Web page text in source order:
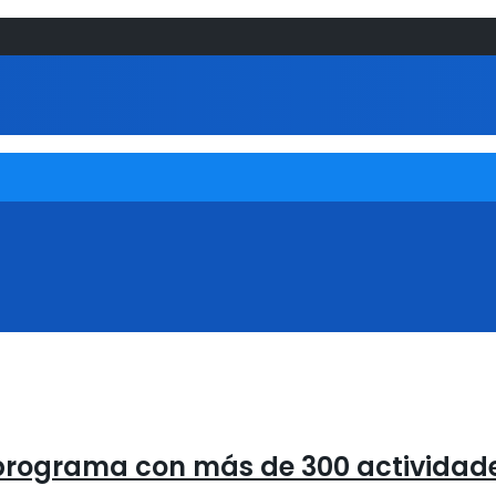
con más de 300